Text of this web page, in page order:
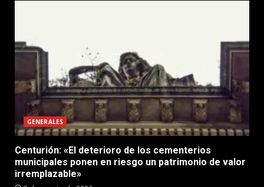
GENERALES
Centurión: «El deterioro de los cementerios
municipales ponen en riesgo un patrimonio de valor
irremplazable»